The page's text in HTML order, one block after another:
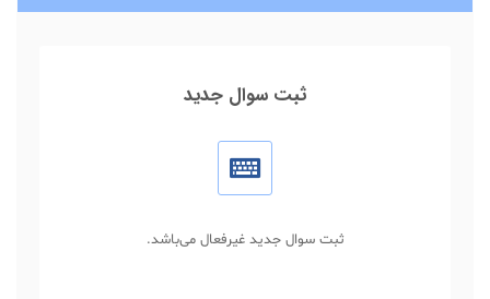
ثبت سوال جدید
ثبت سوال جدید غیرفعال می‌باشد.